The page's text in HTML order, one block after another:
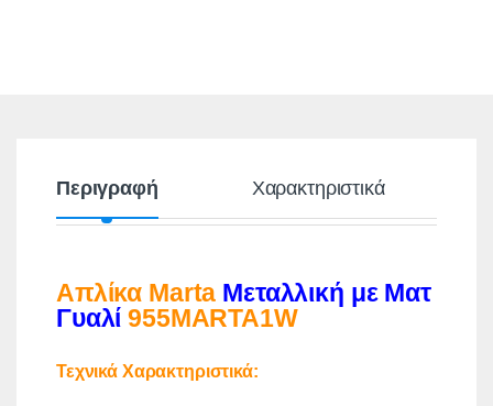
Περιγραφή Χαρακτηριστικά
Απλίκα Marta Μεταλλική με Ματ
Γυαλί955MARTA1W
Τεχνικά Χαρακτηριστικά: